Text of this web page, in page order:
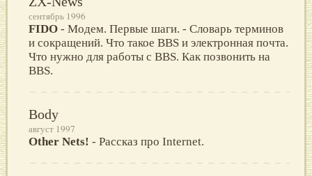
сентябрь 1996
FIDO - Модем. Первые шаги. - Словарь терминов
и сокращений. Что такое BBS и электронная почта.
Что нужно для работы с BBS. Как позвонить на
BBS.
Body
август 1997
Other Nets! - Рассказ про Internet.